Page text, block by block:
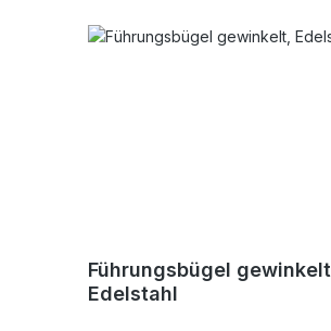
Führungsbügel gewinkelt,
Edelstahl